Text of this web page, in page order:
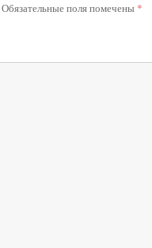
Обязательные поля помечены *